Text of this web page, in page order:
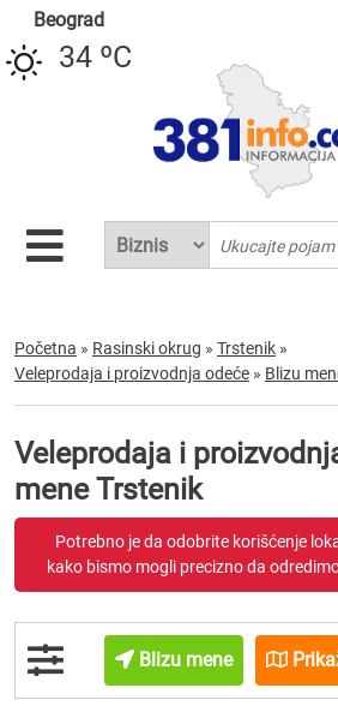
Beograd
34 ºC
Početna » Rasinski okrug » Trstenik »
Veleprodaja i proizvodnja odeće » Blizu
Veleprodaja i
mene Trstenik
Potrebno je da odobrite korišćenje
kako bismo mogli precizno da
Blizu mene